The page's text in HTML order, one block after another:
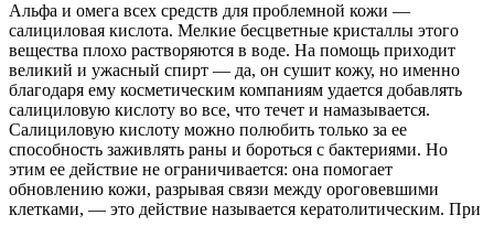
Альфа и омега всех средств для проблемной кожи —
салициловая кислота. Мелкие бесцветные кристаллы этого
вещества плохо растворяются в воде. На помощь приходит
великий и ужасный спирт — да, он сушит кожу, но именно
благодаря ему косметическим компаниям удается добавлять
салициловую кислоту во все, что течет и намазывается.
Салициловую кислоту можно полюбить только за ее
способность заживлять раны и бороться с бактериями. Но
этим ее действие не ограничивается: она помогает
обновлению кожи, разрывая связи между ороговевшими
клетками, — это действие называется кератолитическим. При